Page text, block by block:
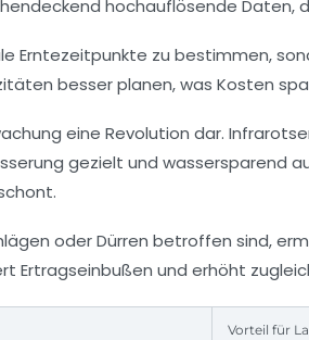
hochauflösende
Erntezeitpunkte zu bestimmen,
besser planen, was Kosten
eine Revolution dar.
gezielt und
oder Dürren betroffen sind,
Ertragseinbußen und erhöht
Vorteil für